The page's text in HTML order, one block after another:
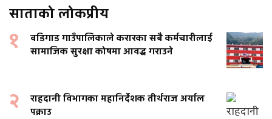
साताको लोकप्रीय
१
बडिगाड गाउँपालिकाले करारका सबै कर्मचारीलाई
सामाजिक सुरक्षा कोषमा आवद्ध गराउने
२
राहदानी विभागका महानिर्देशक तीर्थराज अर्याल
पक्राउ